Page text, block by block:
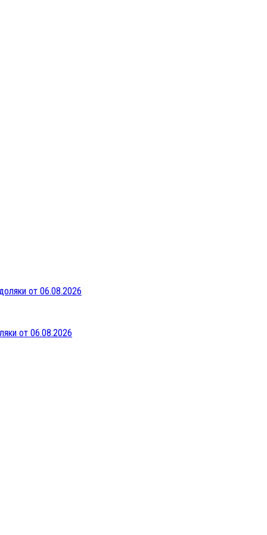
от 06.08.2026